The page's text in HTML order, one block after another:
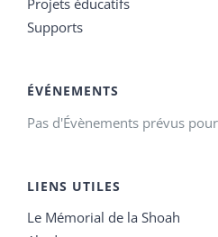
Supports
ÉVÉNEMENTS
Pas d'Évènements prévus
LIENS UTILES
Le Mémorial de la Shoah